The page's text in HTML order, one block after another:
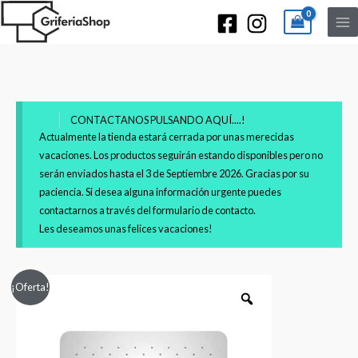
CONTACTANOS PULSANDO AQUÍ....!
Actualmente la tienda estará cerrada por unas merecidas
vacaciones. Los productos seguirán estando disponibles pero no
serán enviados hasta el 3 de Septiembre 2026. Gracias por su
paciencia. Si desea alguna información urgente puedes
contactarnos a través del formulario de contacto.
Les deseamos unas felices vacaciones!
¡Oferta!
original
actual
Rociador
ultraplano